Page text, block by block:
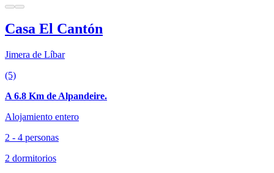
Casa El Cantón
Jimera de Líbar
(5)
A 6.8 Km de Alpandeire.
Alojamiento entero
2 - 4 personas
2 dormitorios